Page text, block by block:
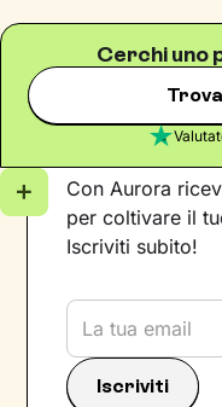
Cerchi uno
Iscriviti
Con Aurora
per coltivare il
Iscriviti subito!